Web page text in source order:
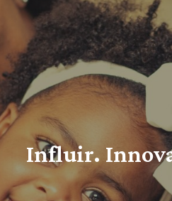
Influir.